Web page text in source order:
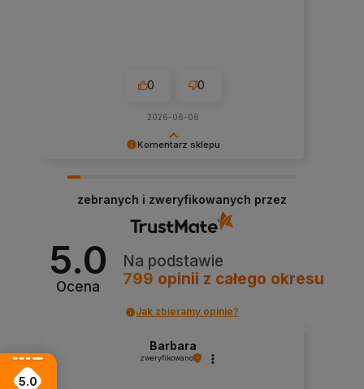
Komentarz sklepu
doświadczeniem. Jesteśmy szczęśliwi, że mamy
takich klientów. Z pozdrowieniami, obsługa
0 0
2026-06-06
zebranych i zweryfikowanych przez
5.0
Ocena
Na podstawie
799 opinii z całego okresu
Jak zbieramy opinie?
Barbara
zweryfikowano
5.0